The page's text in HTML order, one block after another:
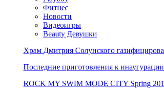
Фитнес
Новости
Видеоигры
Beauty Девушки
Храм Дмитрия Солунского
Последние приготовления к
ROCK MY SWIM MODE CITY Spring